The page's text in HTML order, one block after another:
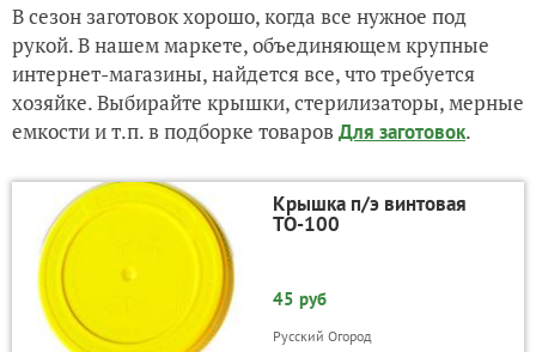
В сезон заготовок хорошо, когда все нужное под
рукой. В нашем маркете, объединяющем крупные
интернет-магазины, найдется все, что требуется
хозяйке. Выбирайте крышки, стерилизаторы, мерные
емкости и т.п. в подборке товаровДля заготовок.
Крышка п/э винтовая
ТО-100
45 руб
Русский Огород